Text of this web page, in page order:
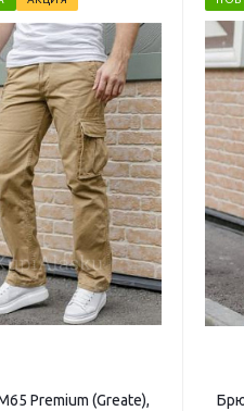
Premium (Greate),